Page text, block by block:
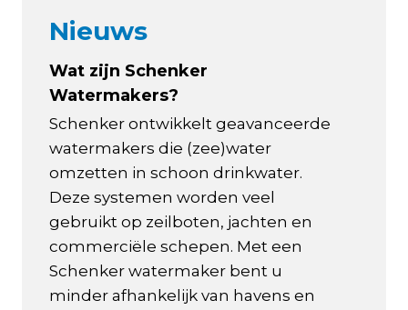
Nieuws
Wat zijn Schenker
Watermakers?
Schenker ontwikkelt geavanceerde
watermakers die (zee)water
omzetten in schoon drinkwater.
Deze systemen worden veel
gebruikt op zeilboten, jachten en
commerciële schepen. Met een
Schenker watermaker bent u
minder afhankelijk van havens en